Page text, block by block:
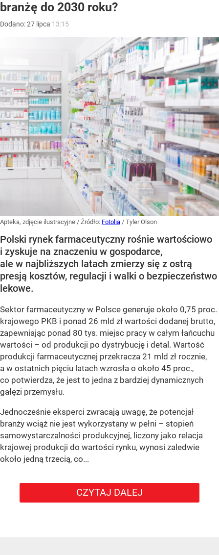
branżę do 2030 roku?
Dodano:27 lipca 13:15
Apteka, zdjęcie ilustracyjne / Źródło: Fotolia / Tyler Olson
Polski rynek farmaceutyczny rośnie wartościowo
i zyskuje na znaczeniu w gospodarce,
ale w najbliższych latach zmierzy się z ostrą
presją kosztów, regulacji i walki o bezpieczeństwo
lekowe.
Sektor farmaceutyczny w Polsce generuje około 0,75 proc.
krajowego PKB i ponad 26 mld zł wartości dodanej brutto,
zapewniając ponad 80 tys. miejsc pracy w całym łańcuchu
wartości – od produkcji po dystrybucję i detal. Wartość
produkcji farmaceutycznej przekracza 21 mld zł rocznie,
a w ostatnich pięciu latach wzrosła o około 45 proc.,
co potwierdza, że jest to jedna z bardziej dynamicznych
gałęzi przemysłu.
Jednocześnie eksperci zwracają uwagę, że potencjał
branży wciąż nie jest wykorzystany w pełni – stopień
samowystarczalności produkcyjnej, liczony jako relacja
krajowej produkcji do wartości rynku, wynosi zaledwie
około jedną trzecią, co...
CZYTAJ DALEJ